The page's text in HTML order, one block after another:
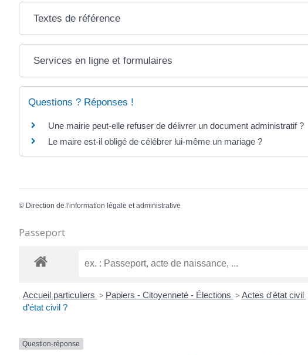
Textes de référence
Services en ligne et formulaires
Questions ? Réponses !
Une mairie peut-elle refuser de délivrer un document administratif ?
Le maire est-il obligé de célébrer lui-même un mariage ?
© Direction de l'information légale et administrative
Passeport
Accueil particuliers > Papiers - Citoyenneté - Élections > Actes d'état civil
d'état civil ?
Question-réponse